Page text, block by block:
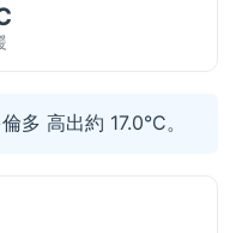
高出約 17.0°C。